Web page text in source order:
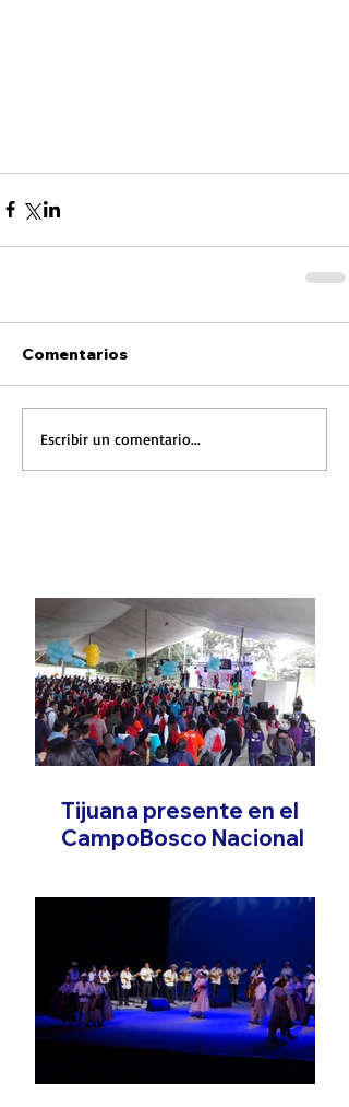
Comentarios
Escribir un comentario...
Tijuana presente en el
CampoBosco Nacional